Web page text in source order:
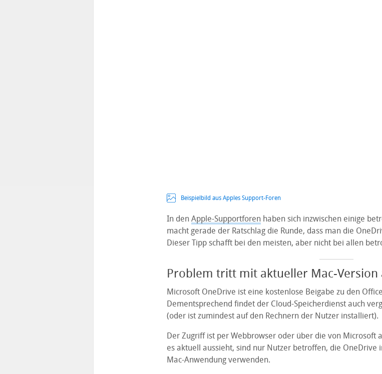
Beispielbild aus Apples Support-Foren
In den Apple-Supportforenhaben sich inzwischen einige
macht gerade der Ratschlag die Runde, dass man die
Dieser Tipp schafft bei den meisten, aber nicht bei allen
Problem tritt mit aktueller Mac-Version
Microsoft OneDrive ist eine kostenlose Beigabe zu den
Dementsprechend findet der Cloud-Speicherdienst auch
(oder ist zumindest auf den Rechnern der Nutzer installiert).
Der Zugriff ist per Webbrowser oder über die von Microsoft
es aktuell aussieht, sind nur Nutzer betroffen, die OneDrive
Mac-Anwendung verwenden.